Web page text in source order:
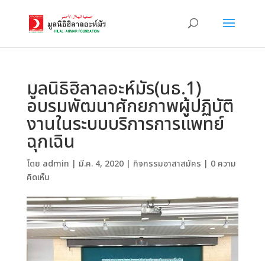
มูลนิธิฮิลาลอะห์มัร(นธ.1)
อบรมพัฒนาศักยภาพผู้ปฏิบัติ
งานในระบบบริการการแพทย์
ฉุกเฉิน
โดย admin | มี.ค. 4, 2020| กิจกรรมอาสาสมัคร | 0 ความ
คิดเห็น